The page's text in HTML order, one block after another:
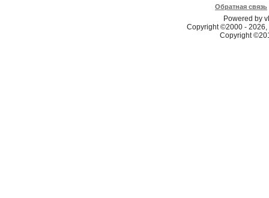
Обратная связь
Powered by
Copyright ©2000 -
Copyright